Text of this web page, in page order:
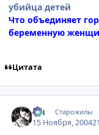
убийца детей
Что объединяет
беременную
Цитата
Lia Старожилы
15 Ноября, 2004